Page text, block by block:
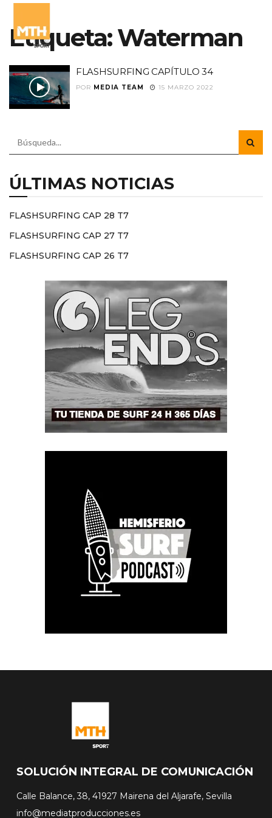
Etiqueta:Waterman
FLASHSURFING CAPÍTULO 34
POR MEDIA TEAM 15 MARZO 2022
ÚLTIMAS NOTICIAS
FLASHSURFING CAP 28 T7
FLASHSURFING CAP 27 T7
FLASHSURFING CAP 26 T7
SOLUCIÓN INTEGRAL DE COMUNICACIÓN
Calle Balance, 38, 41927 Mairena del Aljarafe, Sevilla
info@mediatproducciones.es